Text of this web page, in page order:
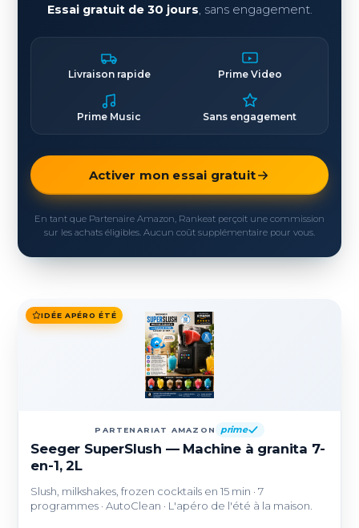
Essai gratuit de 30 jours, sans engagement.
Livraison rapide Prime Video
Prime Music Sans engagement
Activer mon essai gratuit
En tant que Partenaire Amazon, Rankeat perçoit une commission
sur les achats éligibles. Aucun coût supplémentaire pour vous.
IDÉE APÉRO ÉTÉ
PARTENARIAT AMAZON prime
Seeger SuperSlush — Machine à granita 7-
en-1, 2L
Slush, milkshakes, frozen cocktails en 15 min · 7
programmes · AutoClean · L'apéro de l'été à la maison.